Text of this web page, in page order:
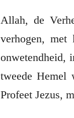
Allah, de
verhogen,
onwetendheid,
tweede Hemel
Profeet Jezus,